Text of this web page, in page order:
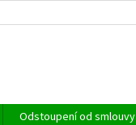
Odstoupení od smlouvy